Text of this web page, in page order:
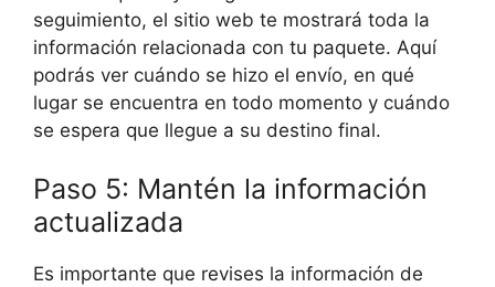
seguimiento, el sitio web te mostrará toda la
información relacionada con tu paquete. Aquí
podrás ver cuándo se hizo el envío, en qué
lugar se encuentra en todo momento y cuándo
se espera que llegue a su destino final.
Paso 5: Mantén la información
actualizada
Es importante que revises la información de